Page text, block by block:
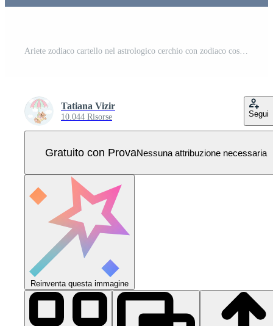
Ariete zodiaco cartello nel astrologico cerchio con zodiaco costellazioni, oroscopo. blu e bianca design Vettore Pro
Tatiana Vizir
10.044 Risorse Segui
Gratuito con ProvaNessuna attribuzione necessaria
Reinventa questa immagine